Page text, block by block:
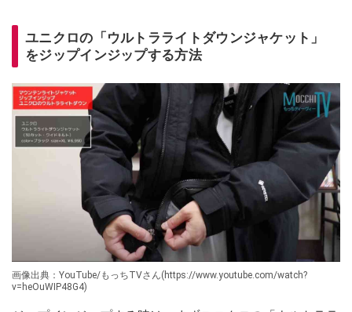
ユニクロの「ウルトラライトダウンジャケット」
をジップインジップする方法
画像出典：YouTube/もっちTVさん(https://www.youtube.com/watch?
v=heOuWIP48G4)